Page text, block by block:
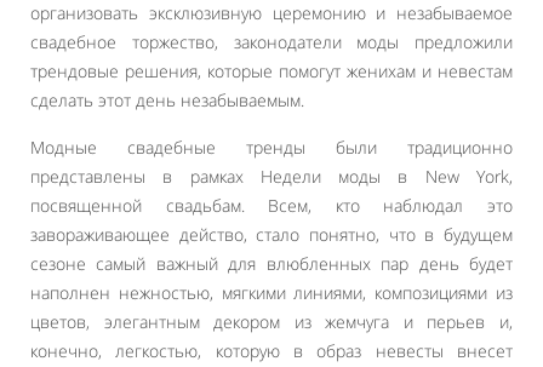
организовать эксклюзивную церемонию и незабываемое
свадебное торжество, законодатели моды предложили
трендовые решения, которые помогут женихам и невестам
сделать этот день незабываемым.
Модные свадебные тренды были традиционно
представлены в рамках Недели моды в New York,
посвященной свадьбам. Всем, кто наблюдал это
завораживающее действо, стало понятно, что в будущем
сезоне самый важный для влюбленных пар день будет
наполнен нежностью, мягкими линиями, композициями из
цветов, элегантным декором из жемчуга и перьев и,
конечно, легкостью, которую в образ невесты внесет